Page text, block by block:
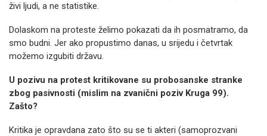
živi ljudi, a ne statistike.
Dolaskom na proteste želimo pokazati da ih posmatramo, da
smo budni. Jer ako propustimo danas, u srijedu i četvrtak
možemo izgubiti državu.
U pozivu na protest kritikovane su probosanske stranke
zbog pasivnosti (mislim na zvanični poziv Kruga 99).
Zašto?
Kritika je opravdana zato što su se ti akteri (samoprozvani